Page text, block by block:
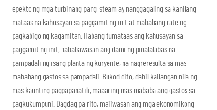
epekto ng mga turbinang pang-steam ay nanggagaling sa kanilang
mataas na kahusayan sa paggamit ng init at mababang rate ng
pagkabigo ng kagamitan. Habang tumataas ang kahusayan sa
paggamit ng init, nababawasan ang dami ng pinalalabas na
pampadali ng isang planta ng kuryente, na nagreresulta sa mas
mababang gastos sa pampadali. Bukod dito, dahil kailangan nila ng
mas kaunting pagpapanatili, maaaring mas mababa ang gastos sa
pagkukumpuni. Dagdag pa rito, maiiwasan ang mga ekonomikong